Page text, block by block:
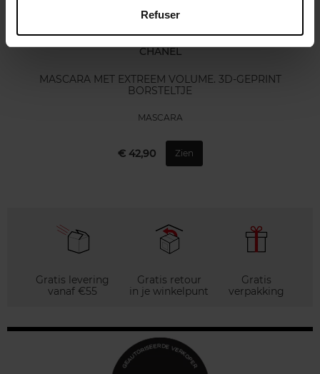
Refuser
CHANEL
MASCARA MET EXTREEM VOLUME. 3D-GEPRINT
BORSTELTJE
MASCARA
€ 42,90 Zien
Gratis levering
vanaf €55
Gratis retour
in je winkelpunt
Gratis
verpakking